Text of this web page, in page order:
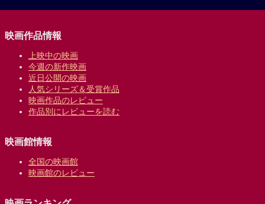
映画作品情報
上映中の映画
今週の新作映画
近日公開の映画
人気シリーズ＆受賞作品
映画作品のレビュー
作品別にレビューを読む
映画館情報
全国の映画館
映画館のレビュー